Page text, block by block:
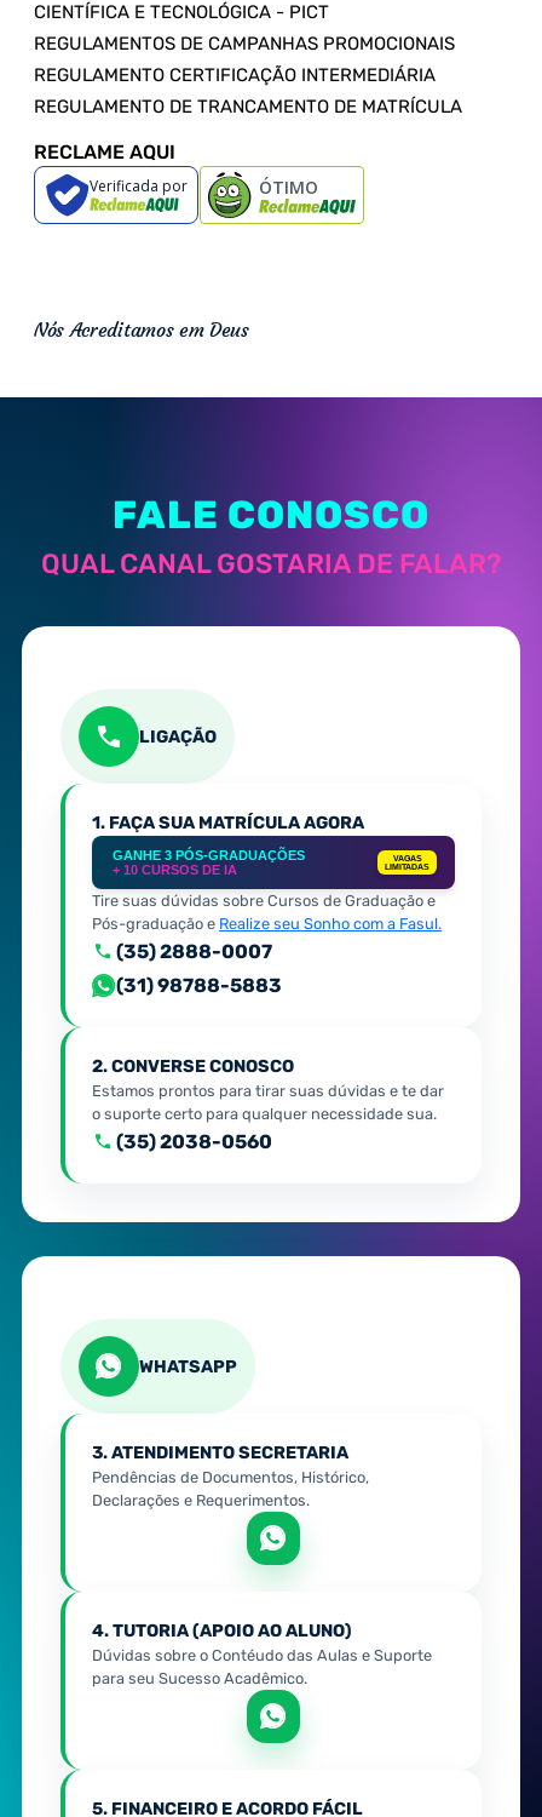
CIENTÍFICA E TECNOLÓGICA - PICT
REGULAMENTOS DE CAMPANHAS PROMOCIONAIS
REGULAMENTO CERTIFICAÇÃO INTERMEDIÁRIA
REGULAMENTO DE TRANCAMENTO DE MATRÍCULA
RECLAME AQUI
Verificada por ÓTIMO
Nós Acreditamos em Deus
FALE CONOSCO
QUAL CANAL GOSTARIA DE FALAR?
LIGAÇÃO
1. FAÇA SUA MATRÍCULA AGORA
GANHE 3 PÓS-GRADUAÇÕES
+ 10 CURSOS DE IA
VAGAS
LIMITADAS
Tire suas dúvidas sobre Cursos de Graduação e
Pós-graduação e Realize seu Sonho com a Fasul.
(35) 2888-0007
(31) 98788-5883
2. CONVERSE CONOSCO
Estamos prontos para tirar suas dúvidas e te dar
o suporte certo para qualquer necessidade sua.
(35) 2038-0560
WHATSAPP
3. ATENDIMENTO SECRETARIA
Pendências de Documentos, Histórico,
Declarações e Requerimentos.
4. TUTORIA (APOIO AO ALUNO)
Dúvidas sobre o Contéudo das Aulas e Suporte
para seu Sucesso Acadêmico.
5. FINANCEIRO E ACORDO FÁCIL